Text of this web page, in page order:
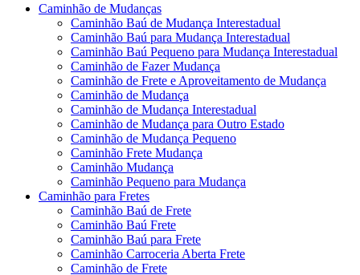
Caminhão de Mudanças
Caminhão Baú de Mudança Interestadual
Caminhão Baú para Mudança Interestadual
Caminhão Baú Pequeno para Mudança Interestadual
Caminhão de Fazer Mudança
Caminhão de Frete e Aproveitamento de Mudança
Caminhão de Mudança
Caminhão de Mudança Interestadual
Caminhão de Mudança para Outro Estado
Caminhão de Mudança Pequeno
Caminhão Frete Mudança
Caminhão Mudança
Caminhão Pequeno para Mudança
Caminhão para Fretes
Caminhão Baú de Frete
Caminhão Baú Frete
Caminhão Baú para Frete
Caminhão Carroceria Aberta Frete
Caminhão de Frete